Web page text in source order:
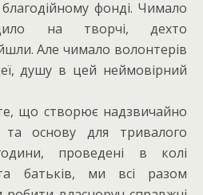
фонді. Чимало
на творчі, дехто
Але чимало волонтерів
душу в цей неймовірний
що створює надзвичайно
основу для тривалого
проведені в колі
батьків, ми всі разом